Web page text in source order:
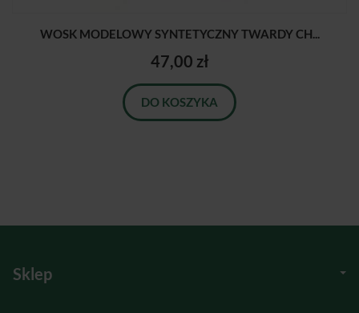
WOSK MODELOWY SYNTETYCZNY TWARDY CH...
47,00 zł
DO KOSZYKA
Sklep